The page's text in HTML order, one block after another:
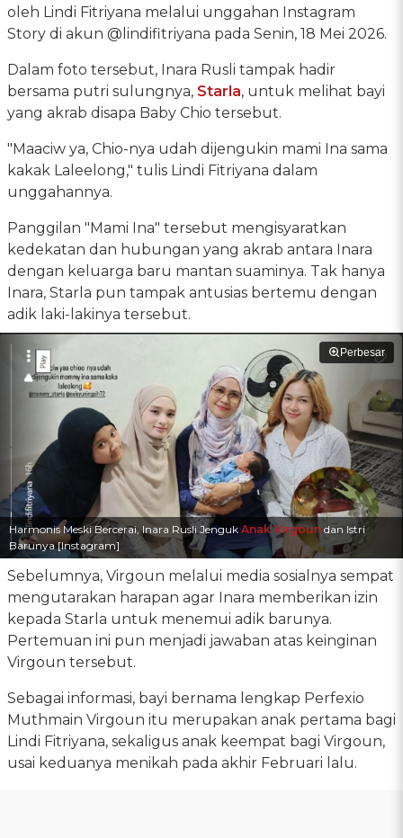
oleh Lindi Fitriyana melalui unggahan Instagram
Story di akun @lindifitriyana pada Senin, 18 Mei 2026.
Dalam foto tersebut, Inara Rusli tampak hadir
bersama putri sulungnya, Starla, untuk melihat bayi
yang akrab disapa Baby Chio tersebut.
"Maaciw ya, Chio-nya udah dijengukin mami Ina sama
kakak Laleelong," tulis Lindi Fitriyana dalam
unggahannya.
Panggilan "Mami Ina" tersebut mengisyaratkan
kedekatan dan hubungan yang akrab antara Inara
dengan keluarga baru mantan suaminya. Tak hanya
Inara, Starla pun tampak antusias bertemu dengan
adik laki-lakinya tersebut.
Perbesar
Harmonis Meski Bercerai, Inara Rusli JengukAnak Virgoundan Istri
Barunya [Instagram]
Sebelumnya, Virgoun melalui media sosialnya sempat
mengutarakan harapan agar Inara memberikan izin
kepada Starla untuk menemui adik barunya.
Pertemuan ini pun menjadi jawaban atas keinginan
Virgoun tersebut.
Sebagai informasi, bayi bernama lengkap Perfexio
Muthmain Virgoun itu merupakan anak pertama bagi
Lindi Fitriyana, sekaligus anak keempat bagi Virgoun,
usai keduanya menikah pada akhir Februari lalu.